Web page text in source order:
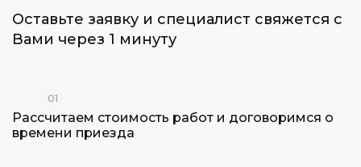
Оставьте заявку и специалист свяжется с
Вами через 1 минуту
01
Рассчитаем стоимость работ и договоримся о
времени приезда